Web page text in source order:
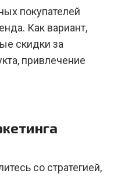
покупателей
Как вариант,
скидки за
привлечение
со стратегией,